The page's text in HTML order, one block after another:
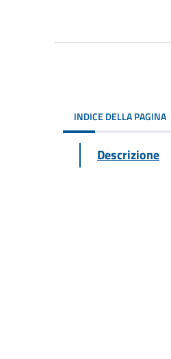
INDICE DELLA PAGINA
Descrizione